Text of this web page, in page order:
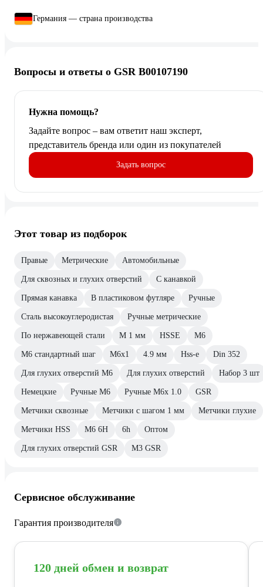
Германия — страна производства
Вопросы и ответы о GSR B00107190
Нужна помощь?
Задайте вопрос – вам ответит наш эксперт,
представитель бренда или один из покупателей
Задать вопрос
Этот товар из подборок
Правые Метрические Автомобильные
Для сквозных и глухих отверстий С канавкой
Прямая канавка В пластиковом футляре Ручные
Сталь высокоуглеродистая Ручные метрические
По нержавеющей стали М 1 мм HSSE М6
М6 стандартный шаг М6х1 4.9 мм Hss-e Din 352
Для глухих отверстий М6 Для глухих отверстий Набор 3 шт
Немецкие Ручные М6 Ручные М6х 1.0 GSR
Метчики сквозные Метчики с шагом 1 мм Метчики глухие
Метчики HSS М6 6H 6h Оптом
Для глухих отверстий GSR М3 GSR
Сервисное обслуживание
Гарантия производителя
120 дней обмен и возврат